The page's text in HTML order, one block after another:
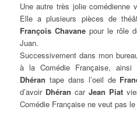
Une autre très jolie comédienne
Elle a plusieurs pièces de
François Chavanepour le rôle
Juan.
Successivement dans mon
à la Comédie Française, ainsi
Dhéran tape dans l’oeil de
d’avoir Dhéran carJean Piat
Comédie Française ne veut pas